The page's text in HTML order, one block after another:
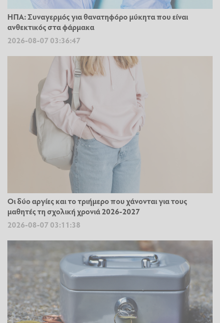
ΗΠΑ: Συναγερμός για θανατηφόρο μύκητα που είναι
ανθεκτικός στα φάρμακα
2026-08-07 03:36:47
Οι δύο αργίες και το τριήμερο που χάνονται για τους
μαθητές τη σχολική χρονιά 2026-2027
2026-08-07 03:11:38